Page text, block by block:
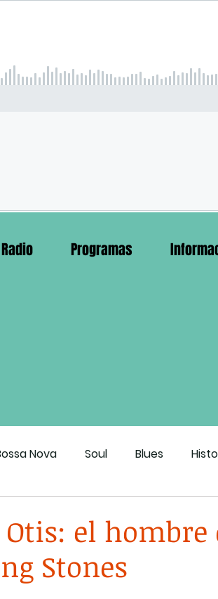
Radio Programas
Nova Soul Blues
de CDMX
Otis: el hombre
Stones